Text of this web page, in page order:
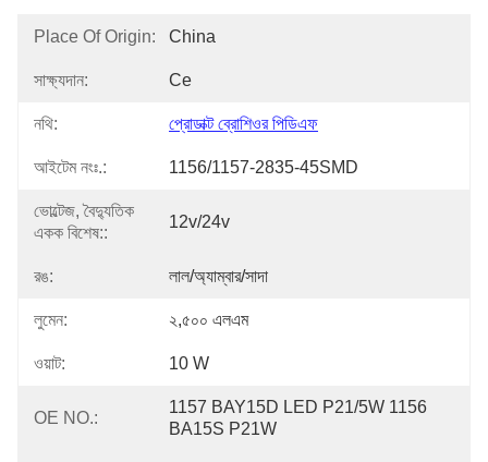
Place Of Origin: China
সাক্ষ্যদান: Ce
নথি: প্রোডাক্ট ব্রোশিওর পিডিএফ
আইটেম নংঃ.: 1156/1157-2835-45SMD
ভোল্টেজ, বৈদ্যুতিক
একক বিশেষ::
12v/24v
রঙ: লাল/অ্যাম্বার/সাদা
লুমেন: ২,৫০০ এলএম
ওয়াট: 10 W
OE NO.:
1157 BAY15D LED P21/5W 1156
BA15S P21W